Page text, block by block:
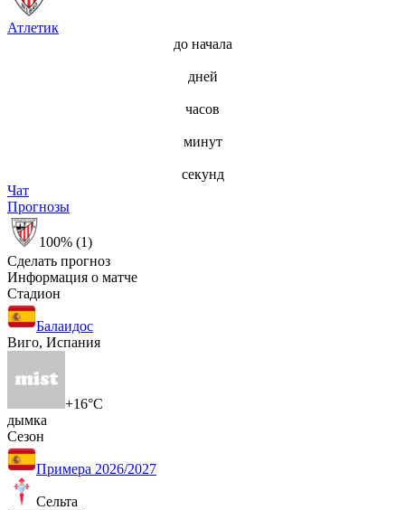
Атлетик
до начала
дней
часов
минут
секунд
Чат
Прогнозы
100% (1)
Сделать прогноз
Информация о матче
Стадион
Балаидос
Виго, Испания
+16°C
дымка
Сезон
Примера 2026/2027
Сельта